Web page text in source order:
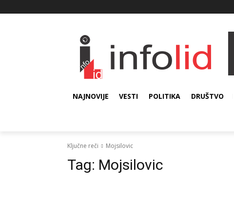
NAJNOVIJE VESTI POLITIKA DRUŠTVO
Ključne reči Mojsilovic
Tag: Mojsilovic